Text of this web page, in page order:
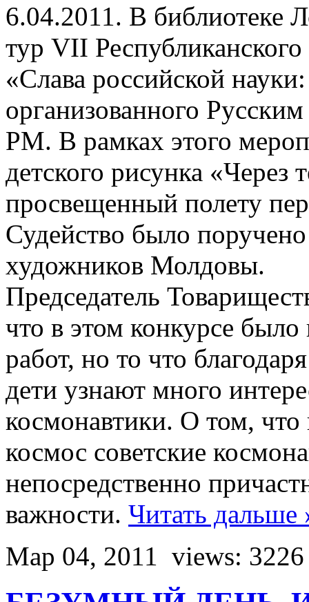
6.04.2011. В библиотеке
тур VII
«Слава российской
организованного
РМ. В рамках этого
детского рисунка «Через
просвещенный полету
Судейство было
художников Молдовы.
Председатель
что в этом конкурсе было
работ, но то что
дети узнают много
космонавтики. О том,
космос советские
непосредственно
важности. Читать дальше
Мар 04, 2011 views: 3226